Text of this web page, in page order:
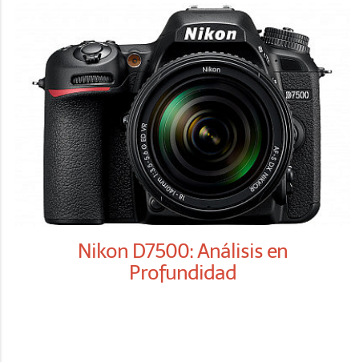
Nikon D7500: Análisis en
Profundidad